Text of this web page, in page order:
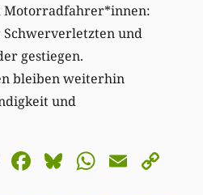
Motorradfahrer*innen:
und
gestiegen.
bleiben weiterhin
und
Mastodon
Facebook
BlueskyEmail